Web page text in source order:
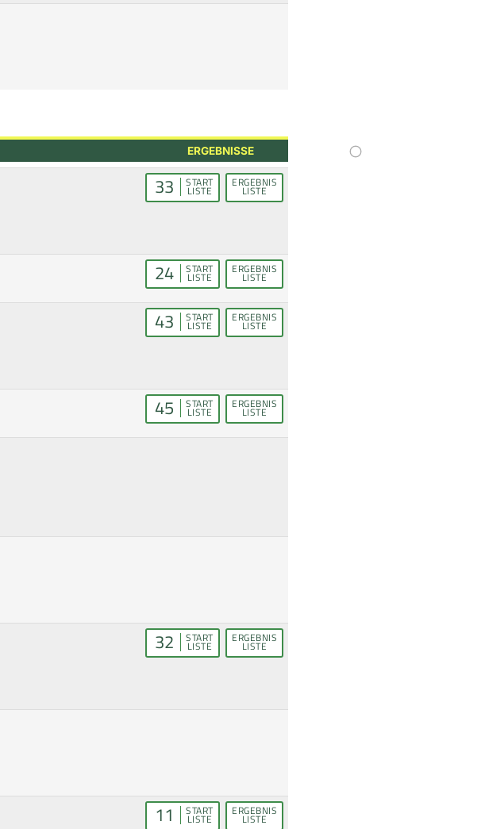
ERGEBNISSE
33 START
LISTE
ERGEBNIS
LISTE
24 START
LISTE
ERGEBNIS
LISTE
43 START
LISTE
ERGEBNIS
LISTE
45 START
LISTE
ERGEBNIS
LISTE
32 START
LISTE
ERGEBNIS
LISTE
11 START
LISTE
ERGEBNIS
LISTE